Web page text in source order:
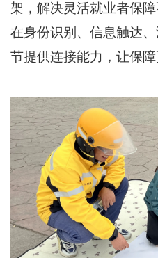
架，解决灵活就业者保
在身份识别、信息触达
节提供连接能力，让保障